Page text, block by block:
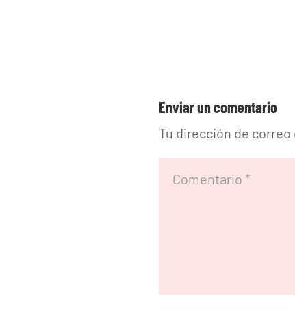
Enviar un comentario
Tu dirección de